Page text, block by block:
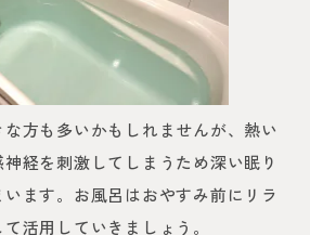
方も多いかもしれませんが、熱い
経を刺激してしまうため深い眠り
ます。お風呂はおやすみ前にリラ
活用していきましょう。